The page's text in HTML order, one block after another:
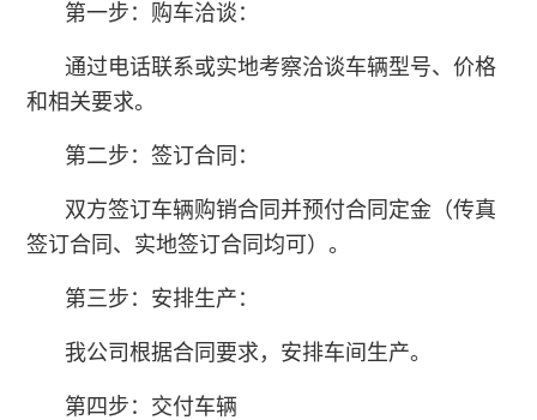
第一步：购车洽谈：
通过电话联系或实地考察洽谈车辆型号、价格
和相关要求。
第二步：签订合同：
双方签订车辆购销合同并预付合同定金（传真
签订合同、实地签订合同均可）。
第三步：安排生产：
我公司根据合同要求，安排车间生产。
第四步：交付车辆